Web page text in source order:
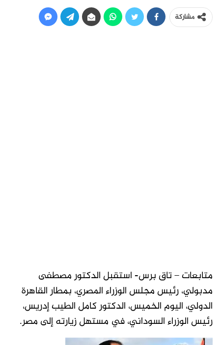
مشاركة
متابعات – تاق برس- استقبل الدكتور مصطفى
مدبولي، رئيس مجلس الوزراء المصري، بمطار القاهرة
الدولي، اليوم الخميس، الدكتور كامل الطيب إدريس،
رئيس الوزراء السوداني، في مستهل زيارته إلى مصر.